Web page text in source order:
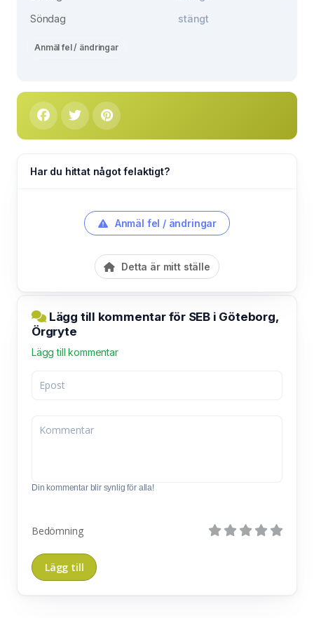
Söndag
stängt
Anmäl fel / ändringar
Har du hittat något felaktigt?
Anmäl fel / ändringar
Detta är mitt ställe
Lägg till kommentar för SEB i Göteborg,
Örgryte
Lägg till kommentar
Din kommentar blir synlig för alla!
Bedömning